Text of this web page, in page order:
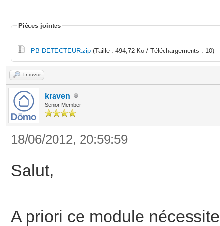
Pièces jointes
PB DETECTEUR.zip (Taille : 494,72 Ko / Téléchargements : 10)
Trouver
kraven
Senior Member
18/06/2012, 20:59:59
Salut,
A priori ce module